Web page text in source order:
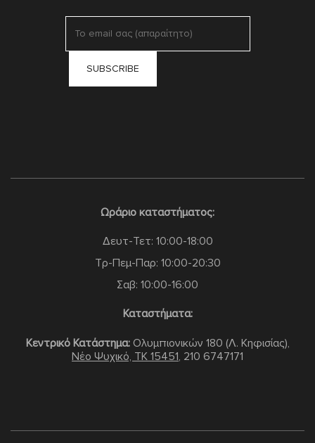
Ωράριο καταστήματος:
Δευτ-Τετ: 10:00-18:00
Τρ-Πεμ-Παρ: 10:00-20:30
Σαβ: 10:00-16:00
Καταστήματα:
Κεντρικό Κατάστημα:Ολυμπιονικών 180 (Λ. Κηφισίας),
Νέο Ψυχικό, TK 15451, 210 6747171